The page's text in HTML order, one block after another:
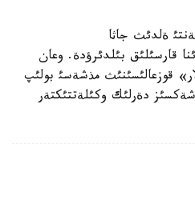
ةلدئث جاثا
قارسئلئق بئلدئرؤدة. وعان
قوزعالئسئنئث مذشةسئ بولئپ
دةرلئك وكئلةتتئكتةر